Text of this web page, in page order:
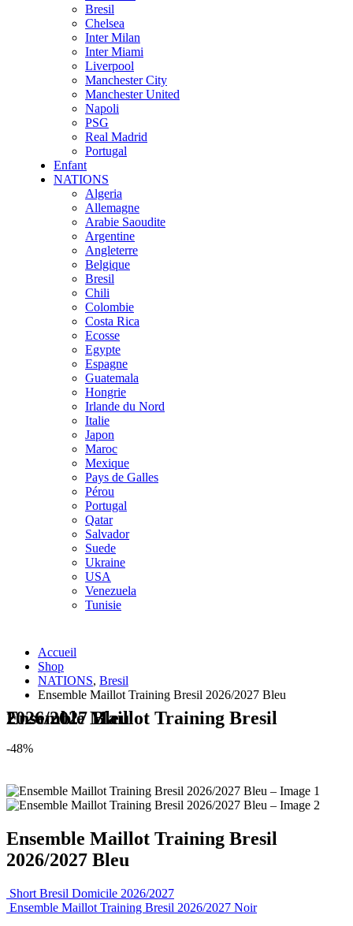
Bresil
Chelsea
Inter Milan
Inter Miami
Liverpool
Manchester City
Manchester United
Napoli
PSG
Real Madrid
Portugal
Enfant
NATIONS
Algeria
Allemagne
Arabie Saoudite
Argentine
Angleterre
Belgique
Bresil
Chili
Colombie
Costa Rica
Ecosse
Egypte
Espagne
Guatemala
Hongrie
Irlande du Nord
Italie
Japon
Maroc
Mexique
Pays de Galles
Pérou
Portugal
Qatar
Salvador
Suede
Ukraine
USA
Venezuela
Tunisie
Accueil
Shop
NATIONS, Bresil
Ensemble Maillot Training Bresil 2026/2027 Bleu
Ensemble Maillot Training Bresil 2026/2027 Bleu
-48%
Ensemble Maillot Training Bresil
2026/2027 Bleu
Short Bresil Domicile 2026/2027
Ensemble Maillot Training Bresil 2026/2027 Noir